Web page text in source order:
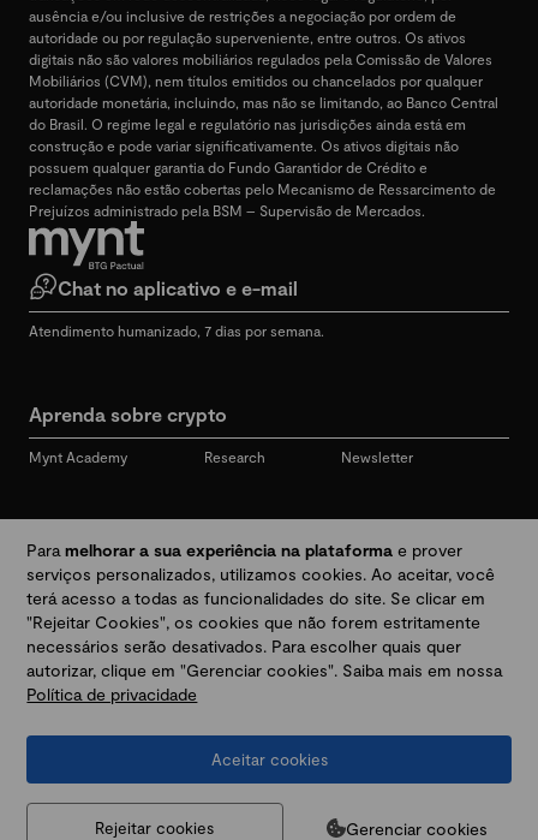
ausência e/ou inclusive de restrições a negociação por ordem de
autoridade ou por regulação superveniente, entre outros. Os ativos
digitais não são valores mobiliários regulados pela Comissão de Valores
Mobiliários (CVM), nem títulos emitidos ou chancelados por qualquer
autoridade monetária, incluindo, mas não se limitando, ao Banco Central
do Brasil. O regime legal e regulatório nas jurisdições ainda está em
construção e pode variar significativamente. Os ativos digitais não
possuem qualquer garantia do Fundo Garantidor de Crédito e
reclamações não estão cobertas pelo Mecanismo de Ressarcimento de
Prejuízos administrado pela BSM – Supervisão de Mercados.
Aprenda sobre crypto
Mynt Academy Research Newsletter
Chat no aplicativo e e-mail
Atendimento humanizado, 7 dias por semana.
Redes sociais
Desbloqueie seu mundo crypto
Av. Brigadeiro Faria Lima, 3447, 9 andar - sala 11 - Itaim Bibi - São Paulo, SP, 04538-133,
Prevenção a golpes e fraudes|Regulamentos
Paramelhorar a sua experiência na plataforma e prover
serviços personalizados, utilizamos cookies. Ao aceitar, você
terá acesso a todas as funcionalidades do site. Se clicar em
"Rejeitar Cookies", os cookies que não forem estritamente
necessários serão desativados. Para escolher quais quer
autorizar, clique em "Gerenciar cookies". Saiba mais em nossa
Política de privacidade
Gerenciar cookies
Aceitar cookies
Rejeitar cookies